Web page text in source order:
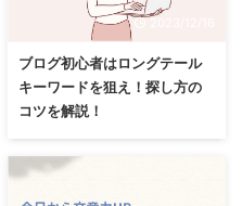
2023/12/16
ブログ初心者はロングテール
キーワードを狙え！探し方の
コツを解説！